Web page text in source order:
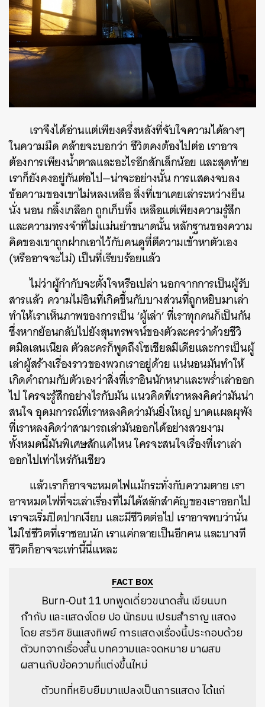
เราจึงได้อ่านแต่เพียงครึ่งหลังที่จับใจความได้ลางๆ
ในความมืด คล้ายจะบอกว่า ชีวิตคงต้องไปต่อ เราอาจ
ต้องการเพียงน้ำตาลและอะไรอีกสักเล็กน้อย และสุดท้าย
เราก็ยังคงอยู่กันต่อไป—น่าจะอย่างนั้น การแสดงจบลง
ข้อความของเขาไม่หลงเหลือ สิ่งที่เขาเคยเล่าระหว่างยืน
นั่ง นอน กลิ้งเกลือก ถูกเก็บทิ้ง เหลือแต่เพียงความรู้สึก
และความทรงจำที่ไม่แม่นยำขนาดนั้น หลักฐานของความ
คิดของเขาถูกฝากเอาไว้กับคนดูที่ตีความเข้าหาตัวเอง
(หรืออาจจะไม่) เป็นที่เรียบร้อยแล้ว
ไม่ว่าผู้กำกับจะตั้งใจหรือเปล่า นอกจากการเป็นผู้รับ
สารแล้ว ความไม่อินที่เกิดขึ้นกับบางส่วนที่ถูกหยิบมาเล่า
ทำให้เราเห็นภาพของการเป็น ‘ผู้เล่า’ ที่เราทุกคนก็เป็นกัน
ซึ่งหากย้อนกลับไปยังสุนทรพจน์ของตัวละครว่าด้วยชีวิ
ตมิลเลนเนียล ตัวละครก็พูดถึงโซเชียลมีเดียและการเป็นผู้
เล่าผู้สร้างเรื่องราวของพวกเราอยู่ด้วย แน่นอนมันทำให้
เกิดคำถามกับตัวเองว่าสิ่งที่เราอินนักหนาและพร่ำเล่าออก
ไป ใครจะรู้สึกอย่างไรกับมัน แนวคิดที่เราหลงคิดว่ามันน่า
สนใจ อุดมการณ์ที่เราหลงคิดว่ามันยิ่งใหญ่ บาดแผลผุพัง
ที่เราหลงคิดว่าสามารถเล่ามันออกได้อย่างสวยงาม
ทั้งหมดนี้มันพิเศษสักแค่ไหน ใครจะสนใจเรื่องที่เราเล่า
ออกไปเท่าไหร่กันเชียว
แล้วเราก็อาจจะหมดไฟแม้กระทั่งกับความตาย เรา
อาจหมดไฟที่จะเล่าเรื่องที่ไม่ได้สลักสำคัญของเราออกไป
เราจะเริ่มปิดปากเงียบ และมีชีวิตต่อไป เราอาจพบว่านั่น
ไม่ใช่ชีวิตที่เราชอบนัก เราแค่กลายเป็นอีกคน และบางที
ชีวิตก็อาจจะเท่านี้นี่แหละ
FACT BOX
Burn-Out 11 บทพูดเดี่ยวขนาดสั้น เขียนบท
กำกับ และแสดงโดย ปอ นัทธมน เปรมสำราญ แสดง
โดย สรวิศ ชินแสงทิพย์การแสดงเรื่องนี้ประกอบด้วย
ตัวบทจากเรื่องสั้น บทความและจดหมาย มาผสม
ผสานกับข้อความที่แต่งขึ้นใหม่
ตัวบทที่หยิบยืมมาแปลงเป็นการแสดง ได้แก่